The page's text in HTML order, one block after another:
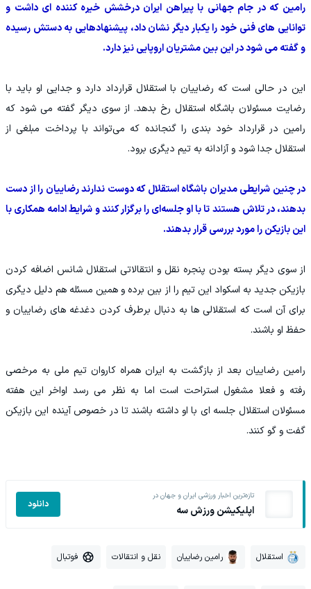
رامین که در جام جهانی با پیراهن ایران درخشش خیره کننده ای داشت و
توانایی های فنی خود را یکبار دیگر نشان داد، پیشنهادهایی به دستش رسیده
و گفته می شود در این بین مشتریان اروپایی نیز دارد.
این در حالی است که رضاییان با استقلال قرارداد دارد و جدایی او باید با
رضایت مسئولان باشگاه استقلال رخ بدهد. از سوی دیگر گفته می شود که
رامین در قرارداد خود بندی را گنجانده که می‌تواند با پرداخت مبلغی از
استقلال جدا شود و آزادانه به تیم دیگری برود.
در چنین شرایطی مدیران باشگاه استقلال که دوست ندارند رضاییان را از دست
بدهند، در تلاش هستند تا با او جلسه‌ای را برگزار کنند و شرایط ادامه همکاری با
این بازیکن را مورد بررسی قرار بدهند.
از سوی دیگر بسته بودن پنجره نقل و انتقالاتی استقلال شانس اضافه کردن
بازیکن جدید به اسکواد این تیم را از بین برده و همین مسئله هم دلیل دیگری
برای آن است که استقلالی ها به دنبال برطرف کردن دغدغه های رضاییان و
حفظ او باشند.
رامین رضاییان بعد از بازگشت به ایران همراه کاروان تیم ملی به مرخصی
رفته و فعلا مشغول استراحت است اما به نظر می رسد اواخر این هفته
مسئولان استقلال جلسه ای با او داشته باشند تا در خصوص آینده این بازیکن
گفت و گو کنند.
تازه‌ترین اخبار ورزشی ایران و جهان در
اپلیکیشن ورزش سه دانلود
استقلال رامین رضاییان نقل و انتقالات فوتبال